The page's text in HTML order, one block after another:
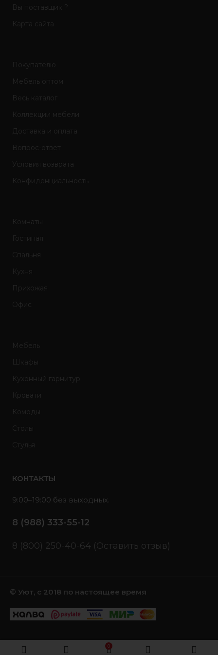
Вы поставщик ?
Карта сайта
Покупателю
Мебель оптом
Весь каталог
Коллекции мебели
Доставка и оплата
Вопрос-ответ
Условия возврата
Конфиденциальность
Комнаты
Гостиная
Спальня
Кухня
Прихожая
Офис
Мебель
Шкафы
Кухонный гарнитур
Кровати
Комоды
Столы
Стулья
КОНТАКТЫ
9:00–19:00 без выходных.
8 (988) 333-55-12
8 (800) 250-40-64 (Оставить отзыв)
© Уют, с 2018 по настоящее время
0